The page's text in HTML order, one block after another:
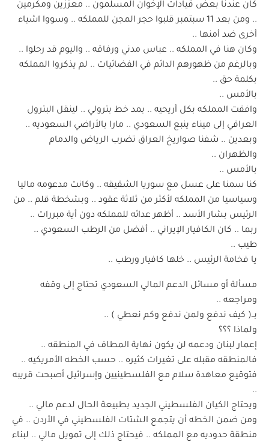
كان عندنا بعض قيادات الإخوان المسلمون .. معززين ومكرمين
.. ومن بعد 11 سبتمبر قلبوا حجر المجن للمملكه .. وسووا اشياء
أخرى ضد أمنها ..
وكان هنا في المملكه .. عباس مدني ورفاقه .. واليوم قد رحلوا ..
وبالرغم من ظهورهم الدائم في الفضائيات .. لم يذكروا المملكه
بكلمة حق ..
بالأمس ..
وافقت المملكه بكل أريحيه .. بمد خط بترولي .. لينقل البترول
العراقي إلى ميناء ينبع السعودي .. مارا بالأراضي السعوديه ..
وبعدين .. شفنا صواريخ العراق تضرب الرياض والدمام
والظهران ..
بالأمس ..
كنا سمنا على عسل مع سوريا الشقيقه .. وكانت مدعومه ماليا
وسياسيا من المملكه لأكثر من ثلاثة عقود .. وبشخطة قلم .. من
الرئيس بشار الأسد .. أظهر عدائه للمملكه دون أية مبررات ..
ربما .. كان الكافيار الإيراني .. أفضل من الرطب السعودي ..
طيب ..
يا فخامة الرئيس .. خلها كافيار ورطب ..
مسألة أو مسائل الدعم المالي السعودي تحتاج إلى وقفه
ومراجعه ..
بــ( كيف ندفع ولمن ندفع وكم نعطي ) ..
ولماذا ؟؟؟
إعمار لبنان ودعمه لن يكون نهاية المطاف في المنطقه ..
فالمنطقه مقبله على تغيرات كثيره .. حسب الخطه الأمريكيه ..
فتوقيع معاهدة سلام مع الفلسطينيين وإسرائيل أصبحت قريبه
..
ويحتاج الكيان الفلسطيني الجديد بطبيعة الحال لدعم مالي ..
ومن ضمن الخطه أن يتجمع الشتات الفلسطيني في الأردن .. في
منطقة حدوديه مع المملكه .. فيحتاج ذلك إلى تمويل مالي .. لبناء